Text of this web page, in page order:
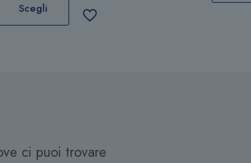
Scegli
nella
ci puoi trovare